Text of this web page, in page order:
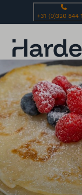
+31 (0)320 844